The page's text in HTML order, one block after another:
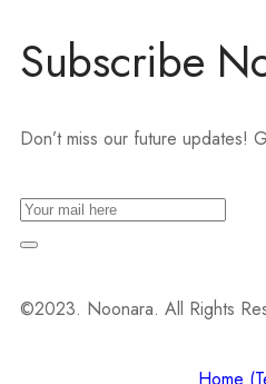
Subscribe
Don’t miss our future updates!
©2023. Noonara. All Rights
Home